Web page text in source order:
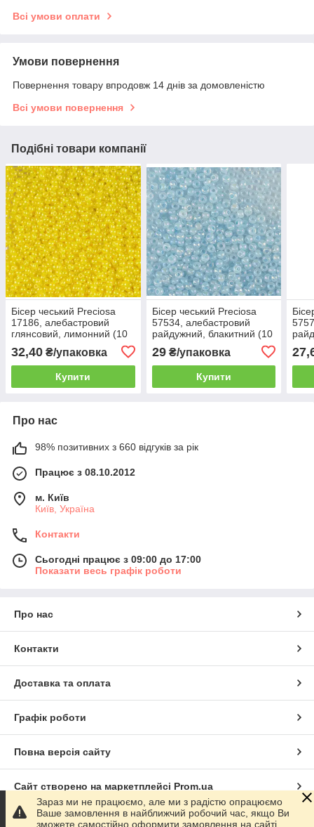
Всі умови оплати
Умови повернення
Повернення товару впродовж 14 днів за домовленістю
Всі умови повернення
Подібні товари компанії
Бісер чеський Preciosa
17186, алебастровий
глянсовий, лимонний (10
32,40 ₴/упаковка
Купити
Бісер чеський Preciosa
57534, алебастровий
райдужний, блакитний (10
29₴/упаковка
Купити
Про нас
98% позитивних з 660 відгуків за рік
Працює з 08.10.2012
м. Київ
Київ, Україна
Контакти
Сьогодні працює з 09:00 до 17:00
Показати весь графік роботи
Про нас
Контакти
Доставка та оплата
Графік роботи
Повна версія сайту
Сайт створено на маркетплейсі Prom.ua
Політика конфіденційності
Зараз ми не працюємо, але ми з радістю опрацюємо
Ваше замовлення в найближчий робочий час, якщо Ви
зможете самостійно оформити замовлення на сайті